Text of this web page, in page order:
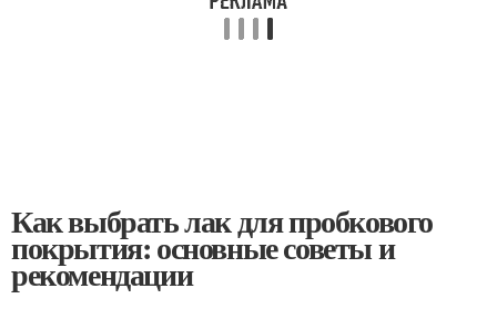
Как выбрать лак для пробкового
покрытия: основные советы и
рекомендации